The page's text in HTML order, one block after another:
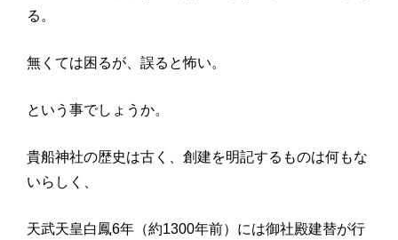
る。
無くては困るが、誤ると怖い。
という事でしょうか。
貴船神社の歴史は古く、創建を明記するものは何もな
いらしく、
天武天皇白鳳6年（約1300年前）には御社殿建替が行